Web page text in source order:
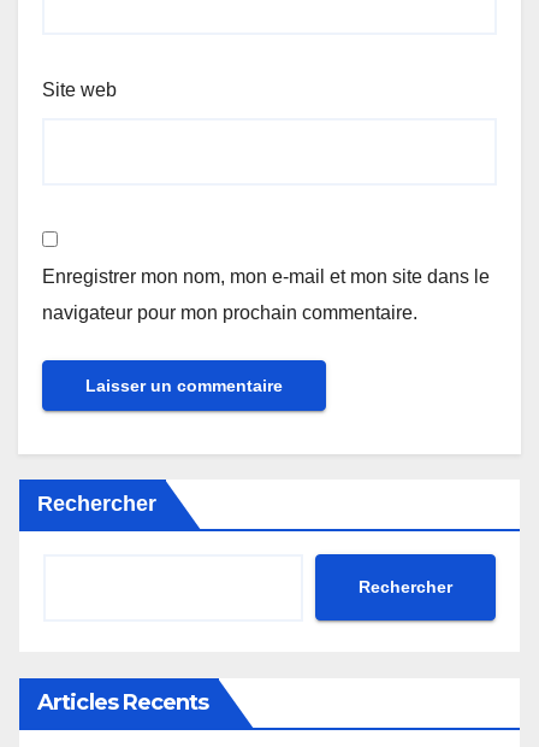
Site web
Enregistrer mon nom, mon e-mail et mon site dans le
navigateur pour mon prochain commentaire.
Rechercher
Rechercher
Articles Recents